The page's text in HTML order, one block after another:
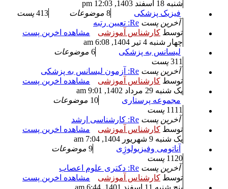
شنبه 18 اسفند 1403, 12:03 pm
فیزیک پزشکی
8 موضوعات 413 پست
آخرین پست Re: تعیین رتبه
توسط کارشناس آموزشی
مشاهده اخرین پست
چهار شنبه 4 تیر 1404, 6:08 am
لیسانس به پزشکی
6 موضوعات
311 پست
آخرین پست Re: آزمون لیسانس به پزشکی
توسط کارشناس آموزشی
مشاهده اخرین پست
یک شنبه 29 مرداد 1402, 9:01 am
مجموعه پرستاری
10 موضوعات
1111 پست
آخرین پست Re: کارشناسی ارشد
توسط کارشناس آموزشی
مشاهده اخرین پست
یک شنبه 9 شهریور 1404, 7:04 am
آناتومی وفیزیولوژِی
9 موضوعات
1120 پست
آخرین پست Re: دکتری علوم اعصاب
توسط کارشناس آموزشی
مشاهده اخرین پست